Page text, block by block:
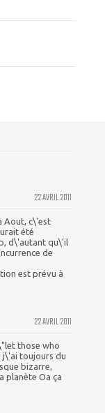
22 AVRIL 2011
Aout, c\'est
été
d\'autant qu\'il
de
est prévu à
22 AVRIL 2011
those who
j\'ai toujours du
bizarre,
planète Oa ça